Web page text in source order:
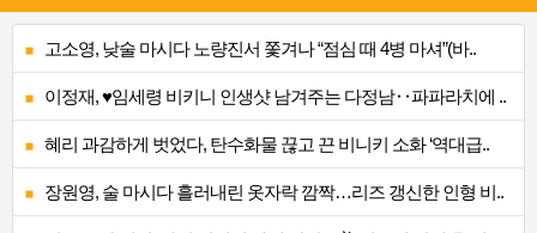
고소영, 낮술 마시다 노량진서 쫓겨나 “점심 때 4병 마셔”(바..
이정재, ♥임세령 비키니 인생샷 남겨주는 다정남‥파파라치에 ..
혜리 과감하게 벗었다, 탄수화물 끊고 끈 비니키 소화 ‘역대급..
장원영, 술 마시다 흘러내린 옷자락 깜짝…리즈 갱신한 인형 비..